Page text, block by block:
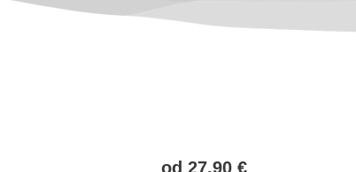
od 27,90 €